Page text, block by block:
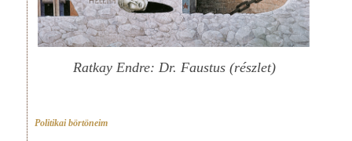
Ratkay Endre: Dr. Faustus (részlet)
Politikai börtöneim